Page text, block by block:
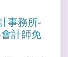
事務所-
計師免